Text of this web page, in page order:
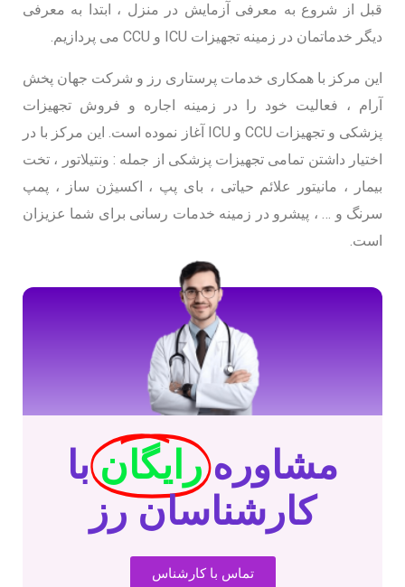
قبل از شروع به معرفی آزمایش در منزل ، ابتدا به معرفی
دیگر خدماتمان در زمینه تجهیزات ICU و CCU می پردازیم.
این مرکز با همکاری خدمات پرستاری رز و شرکت جهان پخش
آرام ، فعالیت خود را در زمینه اجاره و فروش تجهیزات
پزشکی و تجهیزات CCU و ICU آغاز نموده است. این مرکز با در
اختیار داشتن تمامی تجهیزات پزشکی از جمله : ونتیلاتور ، تخت
بیمار ، مانیتور علائم حیاتی ، بای پپ ، اکسیژن ساز ، پمپ
سرنگ و … ، پیشرو در زمینه خدمات رسانی برای شما عزیزان
است.
مشاوره رایگان با
کارشناسان رز
تماس با کارشناس